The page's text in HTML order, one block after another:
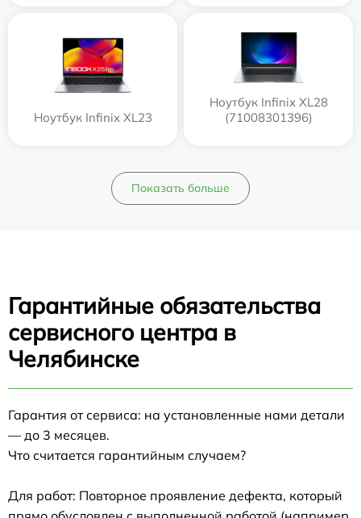
Ноутбук Infinix XL23
Ноутбук Infinix XL28
(71008301396)
Показать больше
Гарантийные обязательства
сервисного центра в
Челябинске
Гарантия от сервиса: на установленные нами детали
— до 3 месяцев.
Что считается гарантийным случаем?
Для работ: Повторное проявление дефекта, который